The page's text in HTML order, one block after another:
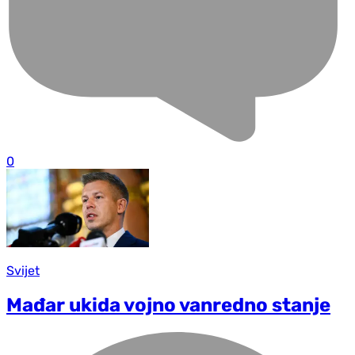
0
Svijet
Mađar ukida vojno vanredno stanje